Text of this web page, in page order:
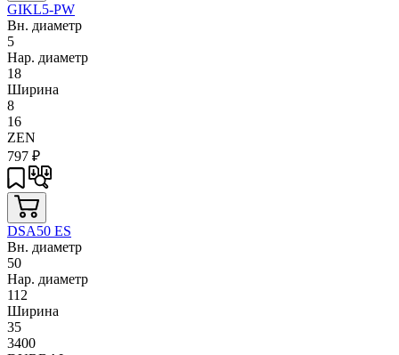
GIKL5-PW
Вн. диаметр
5
Нар. диаметр
18
Ширина
8
16
ZEN
797 ₽
DSA50 ES
Вн. диаметр
50
Нар. диаметр
112
Ширина
35
3400